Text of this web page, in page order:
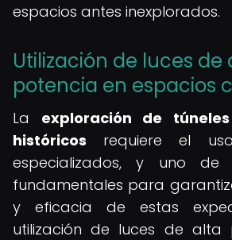
espacios antes inexplorados.
Utilización de luces de
potencia en espacios
La exploración de
históricos requiere el
especializados, y uno de
fundamentales para
y eficacia de estas
utilización de luces de alta